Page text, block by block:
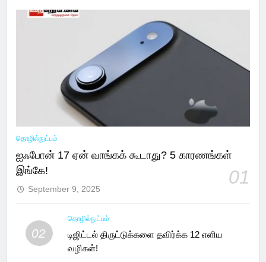
தொழில்நுட்பம்
ஐஃபோன் 17 ஏன் வாங்கக் கூடாது? 5 காரணங்கள்
இங்கே!
01
September 9, 2025
02
தொழில்நுட்பம்
டிஜிட்டல் திருட்டுக்களை தவிர்க்க 12 எளிய
வழிகள்!